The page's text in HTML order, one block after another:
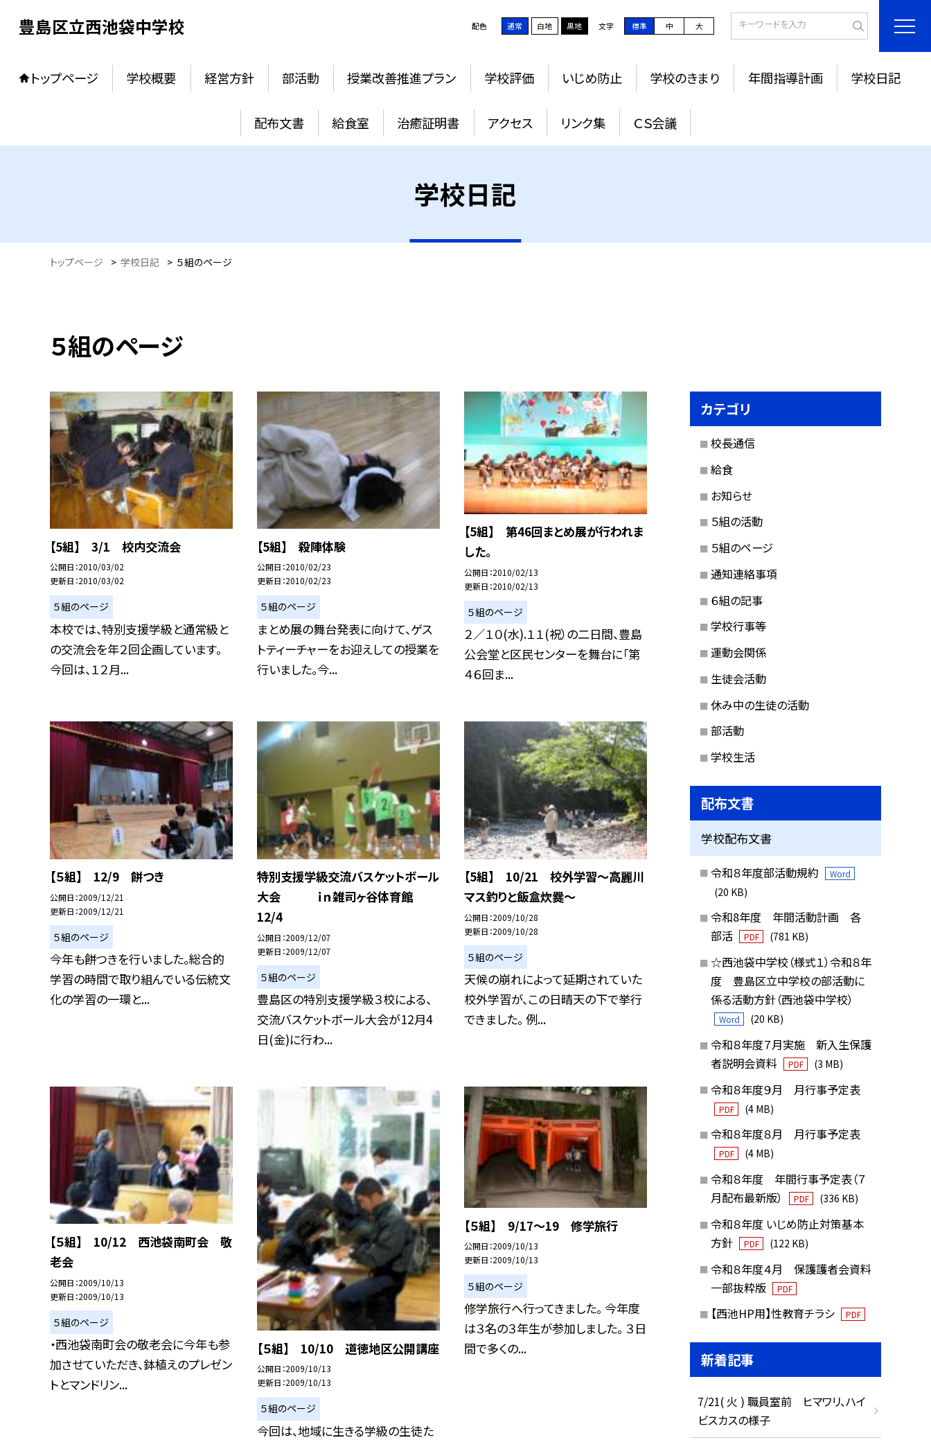
豊島区立西池袋中学校 配色 通常 白地 黒地 文字 標準 中 大
トップページ 学校概要 経営方針 部活動 授業改善推進プラン 学校評価 いじめ防止 学校のきまり 年間指導計画 学校日記
配布文書 給食室 治癒証明書 アクセス リンク集 ＣＳ会議
学校日記
トップページ > 学校日記 > ５組のページ
５組のページ
【5組】 3/1 校内交流会
公開日 2010/03/02
更新日 2010/03/02
５組のページ
本校では、特別支援学級と通常級と
の交流会を年２回企画しています。
今回は、１２月...
【5組】 殺陣体験
公開日 2010/02/23
更新日 2010/02/23
５組のページ
まとめ展の舞台発表に向けて、ゲス
トティーチャーをお迎えしての授業を
行いました。今...
【5組】 第46回まとめ展が行われま
した。
公開日 2010/02/13
更新日 2010/02/13
５組のページ
２／１０(水).１１(祝）の二日間、豊島
公会堂と区民センターを舞台に「第
４６回ま...
【５組】 12/9 餅つき
公開日 2009/12/21
更新日 2009/12/21
５組のページ
今年も餅つきを行いました。総合的
学習の時間で取り組んでいる伝統文
化の学習の一環と...
特別支援学級交流バスケットボール
大会 ｉｎ雑司ヶ谷体育館
12/4
公開日 2009/12/07
更新日 2009/12/07
５組のページ
豊島区の特別支援学級３校による、
交流バスケットボール大会が12月4
日(金)に行わ...
【5組】 10/21 校外学習〜高麗川
マス釣りと飯盒炊爨〜
公開日 2009/10/28
更新日 2009/10/28
５組のページ
天候の崩れによって延期されていた
校外学習が、この日晴天の下で挙行
できました。 例...
【５組】 10/12 西池袋南町会 敬
老会
公開日 2009/10/13
更新日 2009/10/13
５組のページ
・西池袋南町会の敬老会に今年も参
加させていただき、鉢植えのプレゼン
トとマンドリン...
【５組】 10/10 道徳地区公開講座
公開日 2009/10/13
更新日 2009/10/13
５組のページ
今回は、地域に生きる学級の生徒た
【５組】 9/17〜19 修学旅行
公開日 2009/10/13
更新日 2009/10/13
５組のページ
修学旅行へ行ってきました。 今年度
は３名の３年生が参加しました。 ３日
間で多くの...
カテゴリ
校長通信
給食
お知らせ
５組の活動
５組のページ
通知連絡事項
６組の記事
学校行事等
運動会関係
生徒会活動
休み中の生徒の活動
部活動
学校生活
配布文書
学校配布文書
令和８年度部活動規約 Word
(20 KB)
令和8年度 年間活動計画 各
部活
PDF (781 KB)
☆西池袋中学校（様式１）令和８年
度 豊島区立中学校の部活動に
係る活動方針（西池袋中学校）
Word (20 KB)
令和８年度７月実施 新入生保護
者説明会資料
PDF (3 MB)
令和８年度９月 月行事予定表
PDF (4 MB)
令和８年度８月 月行事予定表
PDF (4 MB)
令和８年度 年間行事予定表（７
月配布最新版）
PDF (336 KB)
令和８年度 いじめ防止対策基本
方針
PDF (122 KB)
令和８年度４月 保護護者会資料
一部抜粋版
PDF
【西池HP用】性教育チラシ PDF
新着記事
7/21( 火 ) 職員室前 ヒマワリ、ハイ
ビスカスの様子